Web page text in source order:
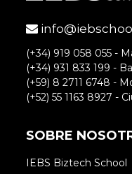
(+34) 919 058 055 -
(+34) 931 833 199 -
(+59) 8 2711 6748 -
(+52) 55 1163 8927 -
SOBRE
IEBS Biztech School